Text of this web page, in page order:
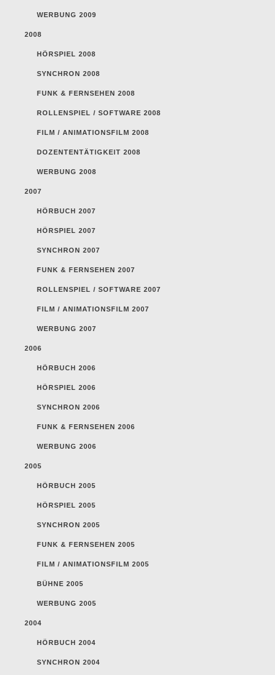
WERBUNG 2009
2008
HÖRSPIEL 2008
SYNCHRON 2008
FUNK & FERNSEHEN 2008
ROLLENSPIEL / SOFTWARE 2008
FILM / ANIMATIONSFILM 2008
DOZENTENTÄTIGKEIT 2008
WERBUNG 2008
2007
HÖRBUCH 2007
HÖRSPIEL 2007
SYNCHRON 2007
FUNK & FERNSEHEN 2007
ROLLENSPIEL / SOFTWARE 2007
FILM / ANIMATIONSFILM 2007
WERBUNG 2007
2006
HÖRBUCH 2006
HÖRSPIEL 2006
SYNCHRON 2006
FUNK & FERNSEHEN 2006
WERBUNG 2006
2005
HÖRBUCH 2005
HÖRSPIEL 2005
SYNCHRON 2005
FUNK & FERNSEHEN 2005
FILM / ANIMATIONSFILM 2005
BÜHNE 2005
WERBUNG 2005
2004
HÖRBUCH 2004
SYNCHRON 2004